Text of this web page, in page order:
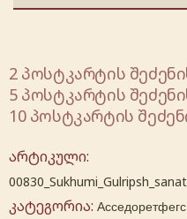
2 პოსტკარტის
5 პოსტკარტის
10 პოსტკარტის
არტიკული:
კატეგორია: